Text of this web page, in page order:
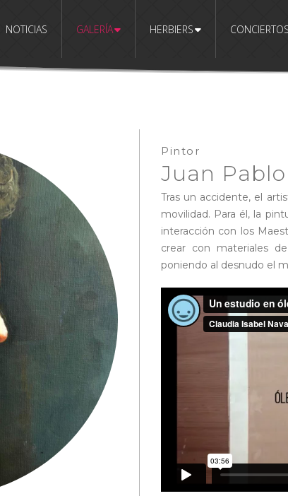
NOTICIAS GALERÍA HERBIERS CONCIERTOS
Pintor
Juan
Tras un accidente, el
movilidad. Para él, la
interacción con los
crear con materiales
poniendo al desnudo el